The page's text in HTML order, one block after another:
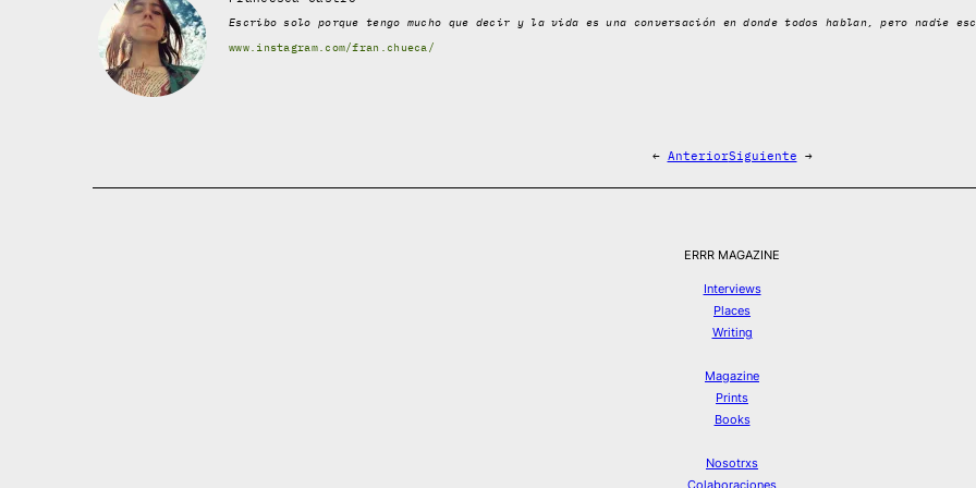
Escribo solo porque tengo mucho que decir y la vida es una conversación en donde todos hablan, pero nadie
www.instagram.com/fran.chueca/
← AnteriorSiguiente →
ERRR MAGAZINE
Interviews
Places
Writing
Magazine
Prints
Books
Nosotrxs
Colaboraciones